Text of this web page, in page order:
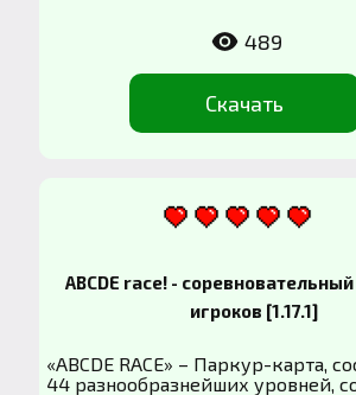
Скачать
489
ABCDE race! -
игроков [1.17.1]
«ABCDE RACE» – Паркур-карта,
44 разнообразнейших уровней,